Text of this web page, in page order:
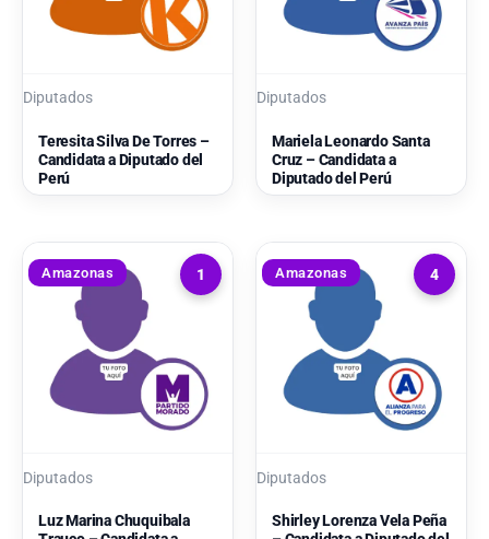
Diputados
Teresita Silva De Torres –
Candidata a Diputado del
Perú
Diputados
Mariela Leonardo Santa
Cruz – Candidata a
Diputado del Perú
1
Amazonas
Diputados
Luz Marina Chuquibala
4
Amazonas
Diputados
Shirley Lorenza Vela Peña